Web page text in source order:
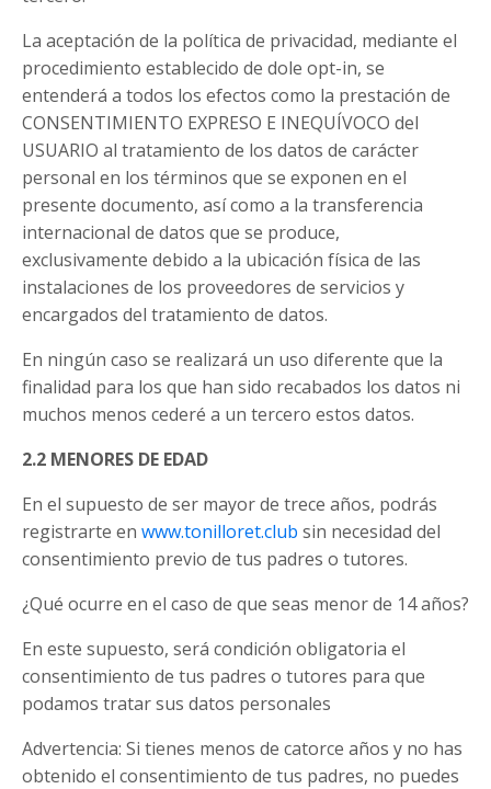
La aceptación de la política de privacidad, mediante el
procedimiento establecido de dole opt-in, se
entenderá a todos los efectos como la prestación de
CONSENTIMIENTO EXPRESO E INEQUÍVOCO del
USUARIO al tratamiento de los datos de carácter
personal en los términos que se exponen en el
presente documento, así como a la transferencia
internacional de datos que se produce,
exclusivamente debido a la ubicación física de las
instalaciones de los proveedores de servicios y
encargados del tratamiento de datos.
En ningún caso se realizará un uso diferente que la
finalidad para los que han sido recabados los datos ni
muchos menos cederé a un tercero estos datos.
2.2 MENORES DE EDAD
En el supuesto de ser mayor de trece años, podrás
registrarte en www.tonilloret.club sin necesidad del
consentimiento previo de tus padres o tutores.
¿Qué ocurre en el caso de que seas menor de 14 años?
En este supuesto, será condición obligatoria el
consentimiento de tus padres o tutores para que
podamos tratar sus datos personales
Advertencia: Si tienes menos de catorce años y no has
obtenido el consentimiento de tus padres, no puedes